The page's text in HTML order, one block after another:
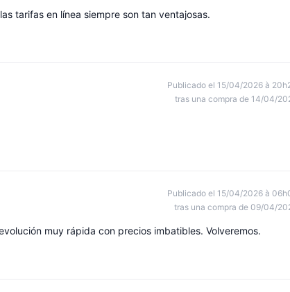
tarifas en línea siempre son tan ventajosas.
Publicado el 15/04/2026 à
tras una compra de 14/04/
Publicado el 15/04/2026 à
tras una compra de 09/04/
muy rápida con precios imbatibles. Volveremos.